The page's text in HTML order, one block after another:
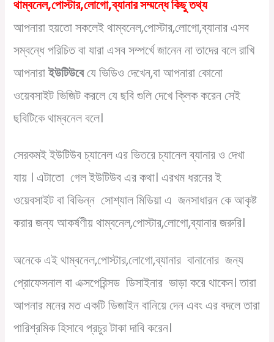
থাম্বনেল,পোস্টার,লোগো,ব্যানার সম্মন্ধে কিছু তথ্য
আপনারা হয়তো সকলেই থাম্বনেল,পোস্টার,লোগো,ব্যানার এসব
সম্বন্ধে পরিচিত বা যারা এসব সম্পর্খে জানেন না তাদের বলে রাখি
আপনারাইউটিউবেযে ভিডিও দেখেন,বা আপনারা কোনো
ওয়েবসাইট ভিজিট করলে যে ছবি গুলি দেখে ক্লিক করেন সেই
ছবিটিকে থাম্বনেল বলে।
সেরকমই ইউটিউব চ্যানেল এর ভিতরে চ্যানেল ব্যানার ও দেখা
যায় । এটাতো গেল ইউটিউব এর কথা। এরখম ধরনের ই
ওয়েবসাইট বা বিভিন্ন সোশ্যাল মিডিয়া এ জনসাধারন কে আকৃষ্ট
করার জন্য আকর্ষণীয় থাম্বনেল,পোস্টার,লোগো,ব্যানার জরুরি।
অনেকে এই থাম্বনেল,পোস্টার,লোগো,ব্যানার বানানোর জন্য
প্রোফেসনাল বা এক্সপেরিন্সড ডিসাইনার ভাড়া করে থাকেন। তারা
আপনার মনের মত একটি ডিজাইন বানিয়ে দেন এবং এর বদলে তারা
পারিশ্রমিক হিসাবে প্রচুর টাকা দাবি করেন।